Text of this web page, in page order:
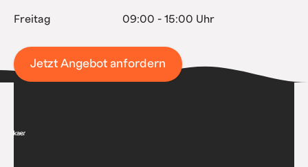
Freitag 09:00 - 15:00 Uhr
Jetzt Angebot anfordern